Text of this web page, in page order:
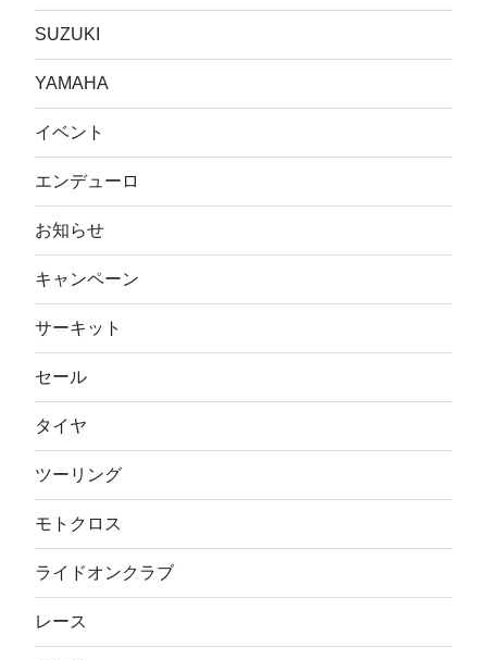
SUZUKI
YAMAHA
イベント
エンデューロ
お知らせ
キャンペーン
サーキット
セール
タイヤ
ツーリング
モトクロス
ライドオンクラブ
レース